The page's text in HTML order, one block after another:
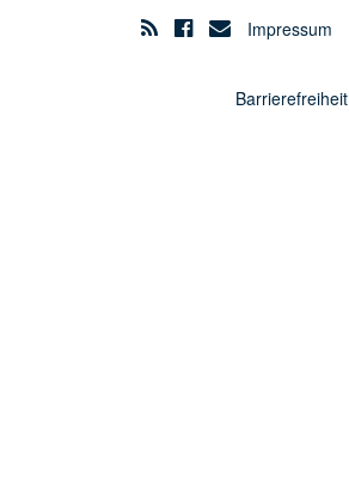
Impressum
Barrierefreiheit